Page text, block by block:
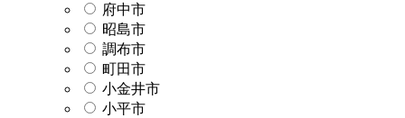
府中市
昭島市
調布市
町田市
小金井市
小平市